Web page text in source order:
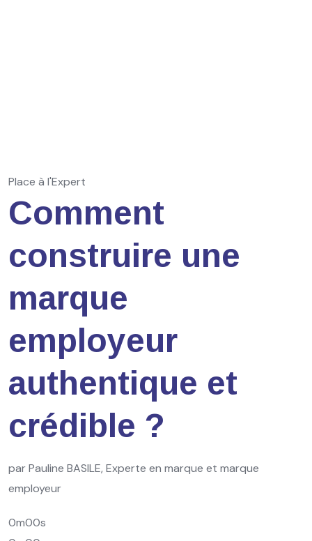
Place à l'Expert
Comment
construire une
marque
employeur
authentique et
crédible ?
par Pauline BASILE, Experte en marque et marque
employeur
0m00s